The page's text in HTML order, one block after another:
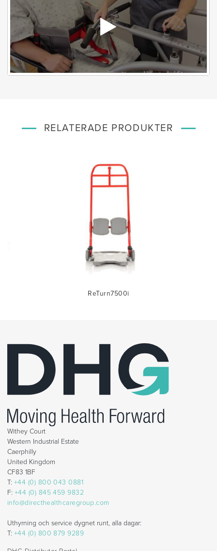
RELATERADE PRODUKTER
ReTurn7500i
Withey Court
Western Industrial Estate
Caerphilly
United Kingdom
CF83 1BF
T: +44 (0) 800 043 0881
F: +44 (0) 845 459 9832
info@directhealthcaregroup.com
Uthyrning och service dygnet runt, alla dagar:
T: +44 (0) 800 879 9289